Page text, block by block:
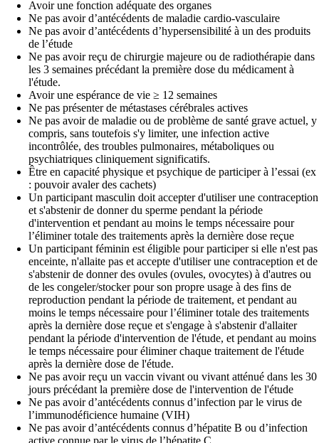
Avoir une fonction adéquate des organes
Ne pas avoir d’antécédents de maladie cardio-vasculaire
Ne pas avoir d’antécédents d’hypersensibilité à un des produits
de l’étude
Ne pas avoir reçu de chirurgie majeure ou de radiothérapie dans
les 3 semaines précédant la première dose du médicament à
l'étude.
Avoir une espérance de vie ≥ 12 semaines
Ne pas présenter de métastases cérébrales actives
Ne pas avoir de maladie ou de problème de santé grave actuel, y
compris, sans toutefois s'y limiter, une infection active
incontrôlée, des troubles pulmonaires, métaboliques ou
psychiatriques cliniquement significatifs.
Être en capacité physique et psychique de participer à l’essai (ex
: pouvoir avaler des cachets)
Un participant masculin doit accepter d'utiliser une contraception
et s'abstenir de donner du sperme pendant la période
d'intervention et pendant au moins le temps nécessaire pour
l’éliminer totale des traitements après la dernière dose reçue
Un participant féminin est éligible pour participer si elle n'est pas
enceinte, n'allaite pas et accepte d'utiliser une contraception et de
s'abstenir de donner des ovules (ovules, ovocytes) à d'autres ou
de les congeler/stocker pour son propre usage à des fins de
reproduction pendant la période de traitement, et pendant au
moins le temps nécessaire pour l’éliminer totale des traitements
après la dernière dose reçue et s'engage à s'abstenir d'allaiter
pendant la période d'intervention de l'étude, et pendant au moins
le temps nécessaire pour éliminer chaque traitement de l'étude
après la dernière dose de l'étude.
Ne pas avoir reçu un vaccin vivant ou vivant atténué dans les 30
jours précédant la première dose de l'intervention de l'étude
Ne pas avoir d’antécédents connus d’infection par le virus de
l’immunodéficience humaine (VIH)
Ne pas avoir d’antécédents connus d’hépatite B ou d’infection